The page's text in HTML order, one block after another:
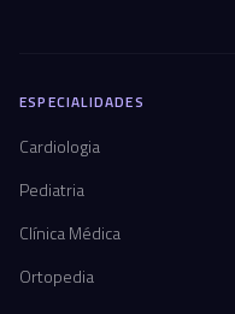
ESPECIALIDADES
Cardiologia
Pediatria
Clínica Médica
Ortopedia